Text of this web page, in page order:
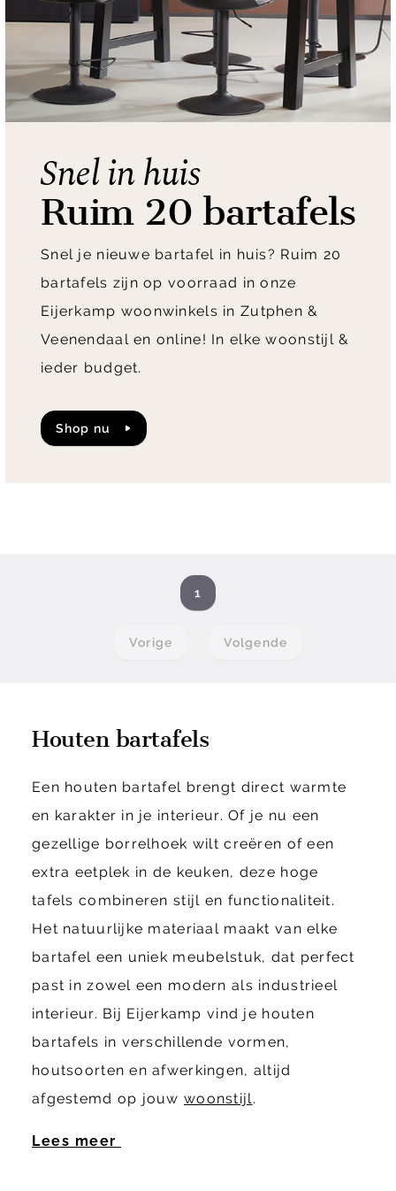
Snel in huis
Ruim 20 bartafels
Snel je nieuwe bartafel in huis? Ruim 20
bartafels zijn op voorraad in onze
Eijerkamp woonwinkels in Zutphen &
Veenendaal en online! In elke woonstijl &
ieder budget.
shop nu
Vorige
1
Volgende
Houten bartafels
Een houten bartafel brengt direct warmte
en karakter in je interieur. Of je nu een
gezellige borrelhoek wilt creëren of een
extra eetplek in de keuken, deze hoge
tafels combineren stijl en functionaliteit.
Het natuurlijke materiaal maakt van elke
bartafel een uniek meubelstuk, dat perfect
past in zowel een modern als industrieel
interieur. Bij Eijerkamp vind je houten
bartafels in verschillende vormen,
houtsoorten en afwerkingen, altijd
afgestemd op jouwwoonstijl.
Lees meer